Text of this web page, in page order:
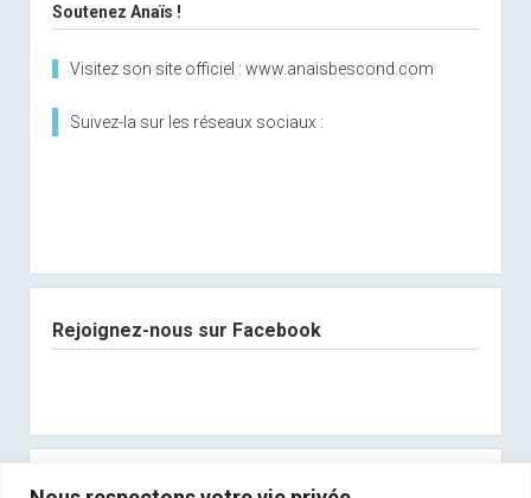
Soutenez Anaïs !
Visitez son site officiel : www.anaisbescond.com
Suivez-la sur les réseaux sociaux :
Rejoignez-nous sur Facebook
Abonnez-vous à notre newsletter